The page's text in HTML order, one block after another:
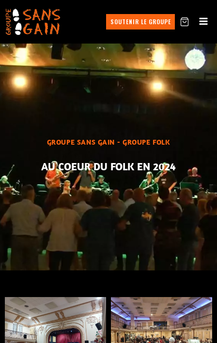
SOUTENIR LE GROUPE
GROUPE SANS GAIN - GROUPE FOLK
AU COEUR DU FOLK EN 2024